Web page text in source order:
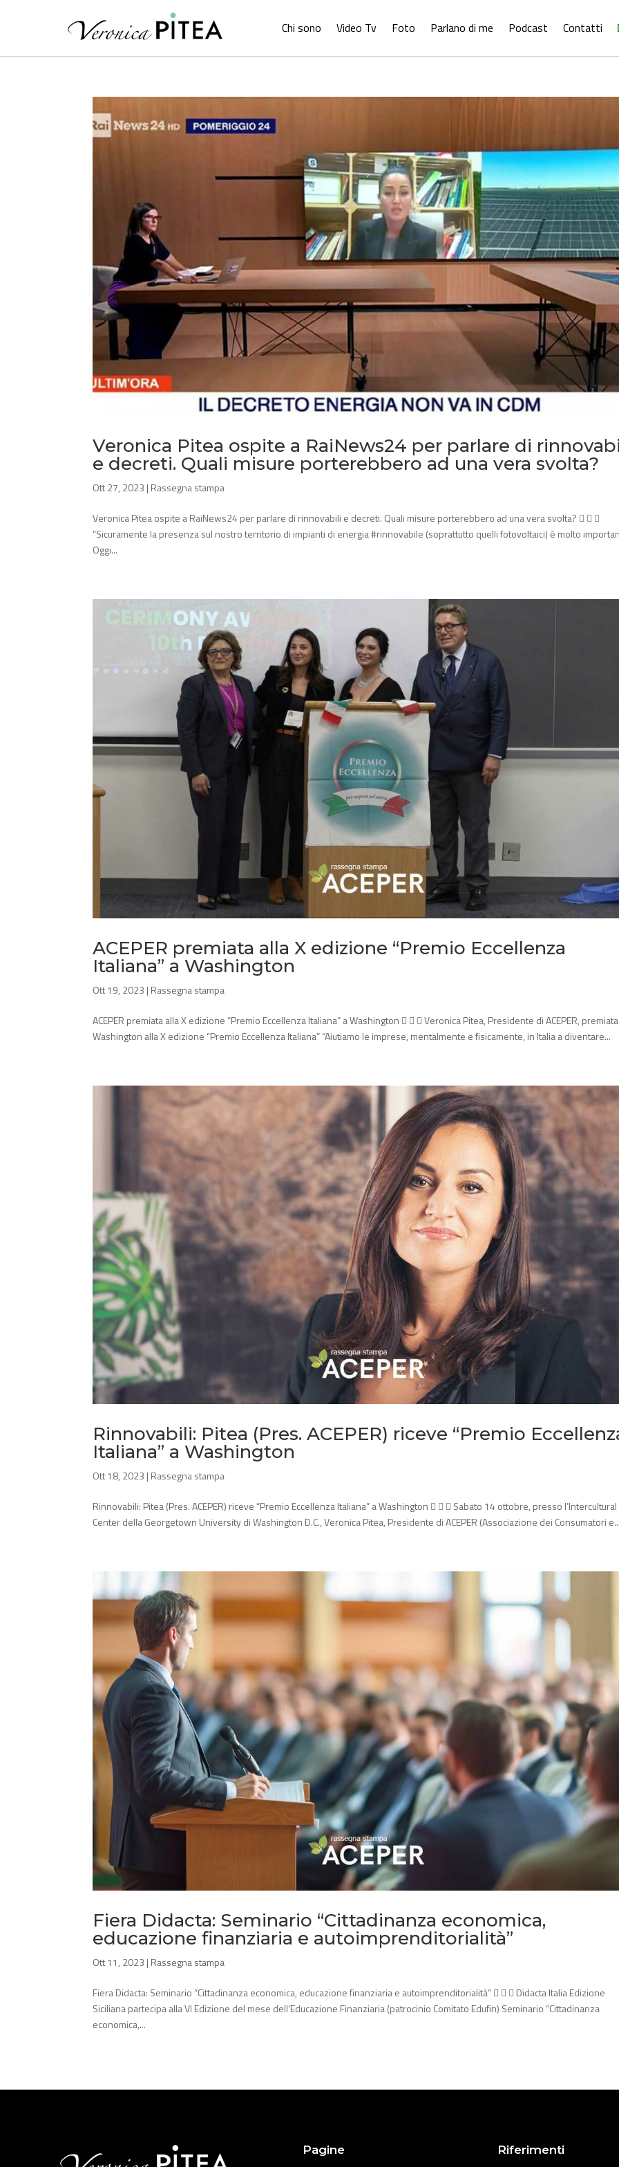
Chi sono Video Tv Foto Parlano di me Podcast Contatti
Veronica Pitea ospite a RaiNews24 per parlare di
e decreti. Quali misure porterebbero ad una vera svolta?
Ott 27, 2023 | Rassegna stampa
Veronica Pitea ospite a RaiNews24 per parlare di rinnovabili e decreti. Quali misure porterebbero ad una vera svolta?   
“Sicuramente la presenza sul nostro territorio di impianti di energia #rinnovabile (soprattutto quelli fotovoltaici) è molto
Oggi...
ACEPER premiata alla X edizione “Premio Eccellenza
Italiana” a Washington
Ott 19, 2023 | Rassegna stampa
ACEPER premiata alla X edizione “Premio Eccellenza Italiana” a Washington    Veronica Pitea, Presidente di ACEPER,
Washington alla X edizione “Premio Eccellenza Italiana” “Aiutiamo le imprese, mentalmente e fisicamente, in Italia a diventare...
Rinnovabili: Pitea (Pres. ACEPER) riceve “Premio
Italiana” a Washington
Ott 18, 2023 | Rassegna stampa
Rinnovabili: Pitea (Pres. ACEPER) riceve “Premio Eccellenza Italiana” a Washington    Sabato 14 ottobre, presso l’Intercultural
Center della Georgetown University di Washington D.C., Veronica Pitea, Presidente di ACEPER (Associazione dei Consumatori
Fiera Didacta: Seminario “Cittadinanza economica,
educazione finanziaria e autoimprenditorialità”
Ott 11, 2023 | Rassegna stampa
Fiera Didacta: Seminario “Cittadinanza economica, educazione finanziaria e autoimprenditorialità”    Didacta Italia Edizione
Siciliana partecipa alla VI Edizione del mese dell’Educazione Finanziaria (patrocinio Comitato Edufin) Seminario “Cittadinanza
economica,...
Pagine Riferimenti